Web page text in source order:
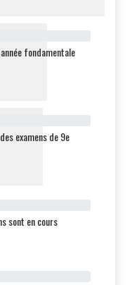
fondamentale
examens de 9e
sont en cours